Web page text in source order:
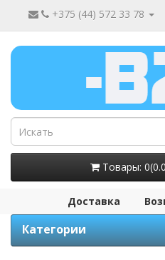
+375 (44) 572 33 78
Товары:
Доставка
Категории